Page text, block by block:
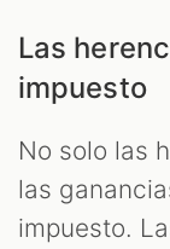
Las
impuesto
No solo las
las
impuesto.